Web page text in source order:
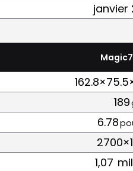
janvier
189
6.78
1,07